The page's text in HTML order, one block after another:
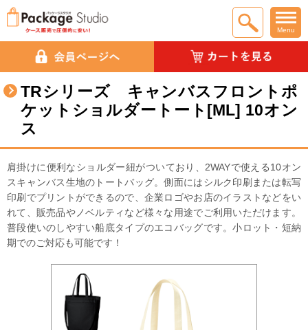
Menu
TRシリーズ キャンバスフロントポ
ケットショルダートート[ML] 10オン
ス
肩掛けに便利なショルダー紐がついており、2WAYで使える10オン
スキャンバス生地のトートバッグ。側面にはシルク印刷または転写
印刷でプリントができるので、企業ロゴやお店のイラストなどをい
れて、販売品やノベルティなど様々な用途でご利用いただけます。
普段使いのしやすい船底タイプのエコバッグです。小ロット・短納
期でのご対応も可能です！